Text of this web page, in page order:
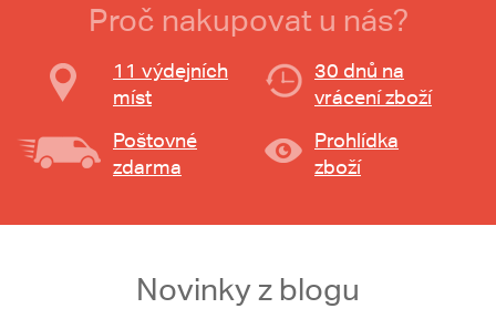
Proč nakupovat u nás?
11 výdejních
míst
30 dnů na
vrácení zboží
Poštovné
zdarma
Prohlídka
zboží
Novinky z blogu